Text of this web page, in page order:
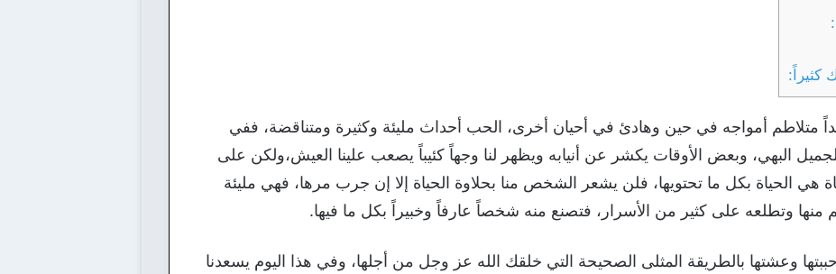
كثيراً:
جداً متلاطم أمواجه في حين وهادئ في أحيان أخرى، الحب أحداث مليئة وكثيرة ومتناقضة، ففي
البهي، وبعض الأوقات يكشر عن أنيابه ويظهر لنا وجهاً كئيباً يصعب علينا العيش،ولكن على
هي الحياة بكل ما تحتويها، فلن يشعر الشخص منا بحلاوة الحياة إلا إن جرب مرها، فهي مليئة
منها وتطلعه على كثير من الأسرار، فتصنع منه شخصاً عارفاً وخبيراً بكل ما فيها.
وعشتها بالطريقة المثلى الصحيحة التي خلقك الله عز وجل من أجلها، وفي هذا اليوم يسعدنا